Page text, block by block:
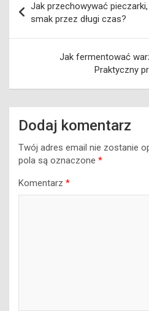
wpisu
Jak przechowywać
smak przez długi czas?
Jak fermentować
Praktyczny
Dodaj komentarz
Twój adres email nie zostanie
pola są oznaczone *
Komentarz *